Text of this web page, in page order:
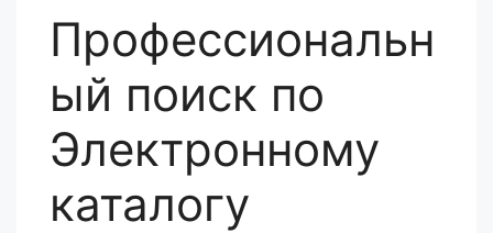
Профессиональн
ый поиск по
Электронному
каталогу